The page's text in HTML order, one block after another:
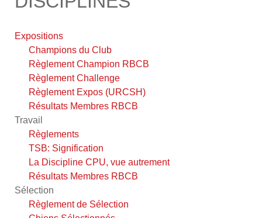
Expositions
Champions du Club
Règlement Champion RBCB
Règlement Challenge
Règlement Expos (URCSH)
Résultats Membres RBCB
Travail
Règlements
TSB: Signification
La Discipline CPU, vue autrement
Résultats Membres RBCB
Sélection
Règlement de Sélection